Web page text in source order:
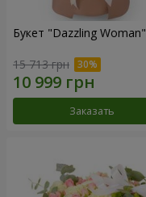
Букет "Dazzling Woman"
15 713 грн
Заказать